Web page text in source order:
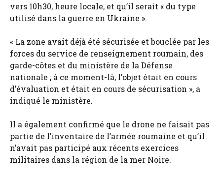
vers 10h30, heure locale, et qu’il serait « du type
utilisé dans la guerre en Ukraine ».
« La zone avait déjà été sécurisée et bouclée par les
forces du service de renseignement roumain, des
garde-côtes et du ministère de la Défense
nationale ; à ce moment-là, l’objet était en cours
d’évaluation et était en cours de sécurisation », a
indiqué le ministère.
Il a également confirmé que le drone ne faisait pas
partie de l’inventaire de l’armée roumaine et qu’il
n’avait pas participé aux récents exercices
militaires dans la région de la mer Noire.